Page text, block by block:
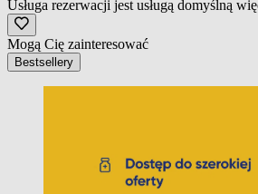
Usługa rezerwacji jest usługą domyślną
Mogą Cię zainteresować
Bestsellery